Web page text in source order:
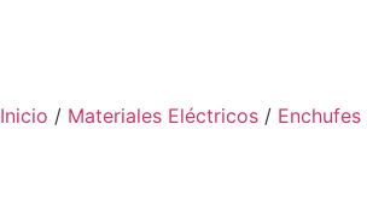
Inicio / Materiales Eléctricos / Enchufes